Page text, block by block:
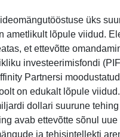
üks
ametlikult lõpule viidud.
et ettevõtte
investeerimisfondi
Partnersi
on edukalt lõpule
dollari suurune
avab ettevõtte sõnul uue
ja tehisintellekti